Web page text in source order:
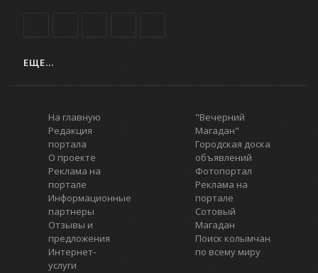
ЕЩЕ...
На главную
Редакция
портала
О проекте
Реклама на
портале
Информационные
партнеры
Отзывы и
предложения
Интернет-
услуги
"Вечерний
Магадан"
Городская доска
объявлений
Фотопортал
Реклама на
портале
Сотовый
Магадан
Поиск колымчан
по всему миру